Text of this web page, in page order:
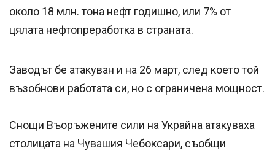
около 18 млн. тона нефт годишно, или 7% от
цялата нефтопреработка в страната.
Заводът бе атакуван и на 26 март, след което той
възобнови работата си, но с ограничена мощност.
Снощи Въоръжените сили на Украйна атакуваха
столицата на Чувашия Чебоксари, съобщи